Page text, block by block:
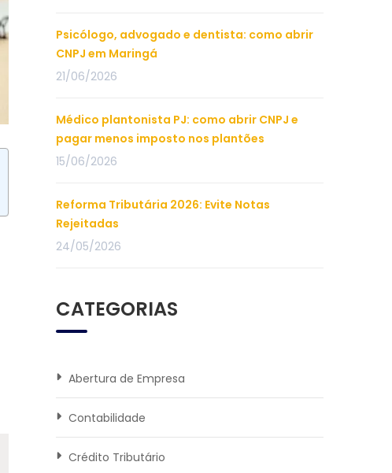
Psicólogo, advogado e dentista: como abrir
CNPJ em Maringá
21/06/2026
Médico plantonista PJ: como abrir CNPJ e
pagar menos imposto nos plantões
15/06/2026
Reforma Tributária 2026: Evite Notas
Rejeitadas
24/05/2026
CATEGORIAS
Abertura de Empresa
Contabilidade
Crédito Tributário